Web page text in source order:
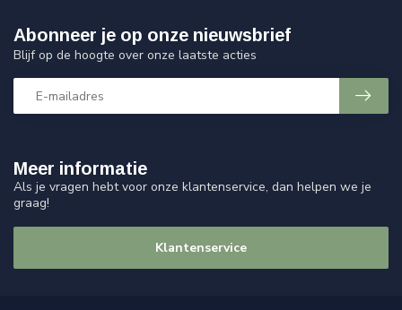
Meer informatie
Als je vragen hebt voor onze klantenservice, dan helpen we je
graag!
Klantenservice
Abonneer je op onze nieuwsbrief
Blijf op de hoogte over onze laatste acties